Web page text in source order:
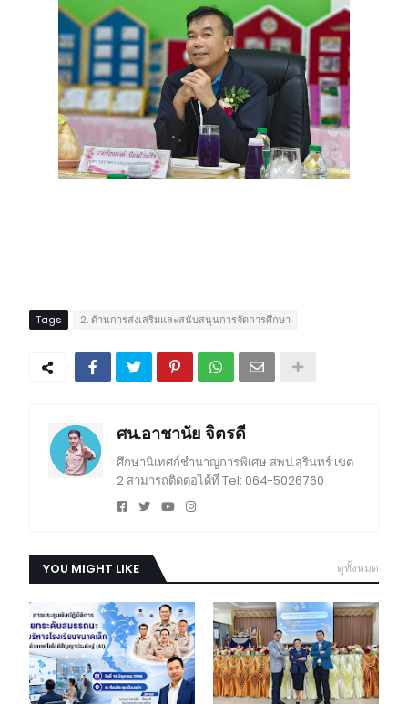
Tags 2. ด้านการส่งเสริมและสนับสนุนการจัดการศึกษา
ศน.อาชานัย จิตรดี
ศึกษานิเทศก์ชำนาญการพิเศษ สพป.สุรินทร์ เขต
2 สามารถติดต่อได้ที่ Tel: 064-5026760
YOU MIGHT LIKE ดูทั้งหมด